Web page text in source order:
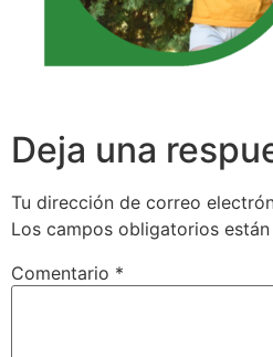
Deja una
Tu dirección de correo
Los campos obligatorios
Comentario *